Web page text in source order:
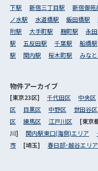
下駅
新宿三丁目駅 新宿御苑
ノ水駅
水道橋駅 飯田橋駅
附駅
大手町駅 麹町駅 永
駅
五反田駅 千葉駅 船橋駅
駅
関内駅 桜木町駅 みな
物件アーカイブ
[東京23区] 千代田区 中央区
区
目黒区 中野区 世田谷区
区
練馬区 江戸川区 [東京
川] 関内駅東口(海側)エリア
市
[埼玉] 春日部･越谷エリア